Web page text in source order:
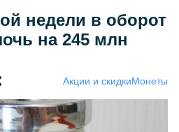
недели в оборот
на 245 млн
Акции и скидкиМонеты